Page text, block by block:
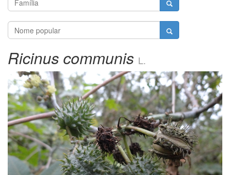
Ricinus communis L.